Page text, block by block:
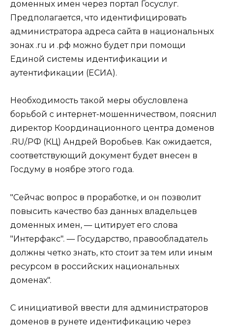
доменных имен через портал Госуслуг.
Предполагается, что идентифицировать
администратора адреса сайта в национальных
зонах .ru и .рф можно будет при помощи
Единой системы идентификации и
аутентификации (ЕСИА).
Необходимость такой меры обусловлена
борьбой с интернет-мошенничеством, пояснил
директор Координационного центра доменов
.RU/.РФ (КЦ) Андрей Воробьев. Как ожидается,
соответствующий документ будет внесен в
Госдуму в ноябре этого года.
"Сейчас вопрос в проработке, и он позволит
повысить качество баз данных владельцев
доменных имен, — цитирует его слова
"Интерфакс". — Государство, правообладатель
должны четко знать, кто стоит за тем или иным
ресурсом в российских национальных
доменах".
С инициативой ввести для администраторов
доменов в рунете идентификацию через